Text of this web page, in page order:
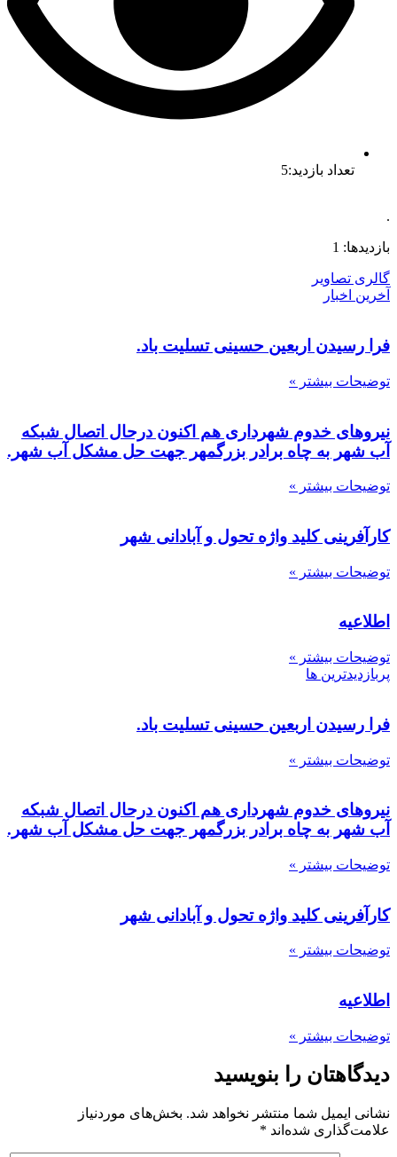
تعداد بازدید:5
.
بازدیدها: 1
گالری تصاویر
آخرین اخبار
فرا رسیدن اربعین حسینی تسلیت باد.
توضیحات بیشتر »
نیروهای خدوم شهرداری هم اکنون درحال اتصال شبکه
آب شهر به چاه برادر بزرگمهر جهت حل مشکل آب شهر.
توضیحات بیشتر »
کارآفرینی کلید واژه تحول و آبادانی شهر
توضیحات بیشتر »
اطلاعیه
توضیحات بیشتر »
پربازدیدترین ها
فرا رسیدن اربعین حسینی تسلیت باد.
توضیحات بیشتر »
نیروهای خدوم شهرداری هم اکنون درحال اتصال شبکه
آب شهر به چاه برادر بزرگمهر جهت حل مشکل آب شهر.
توضیحات بیشتر »
کارآفرینی کلید واژه تحول و آبادانی شهر
توضیحات بیشتر »
اطلاعیه
توضیحات بیشتر »
دیدگاهتان را بنویسید
نشانی ایمیل شما منتشر نخواهد شد. بخش‌های موردنیاز
علامت‌گذاری شده‌اند *